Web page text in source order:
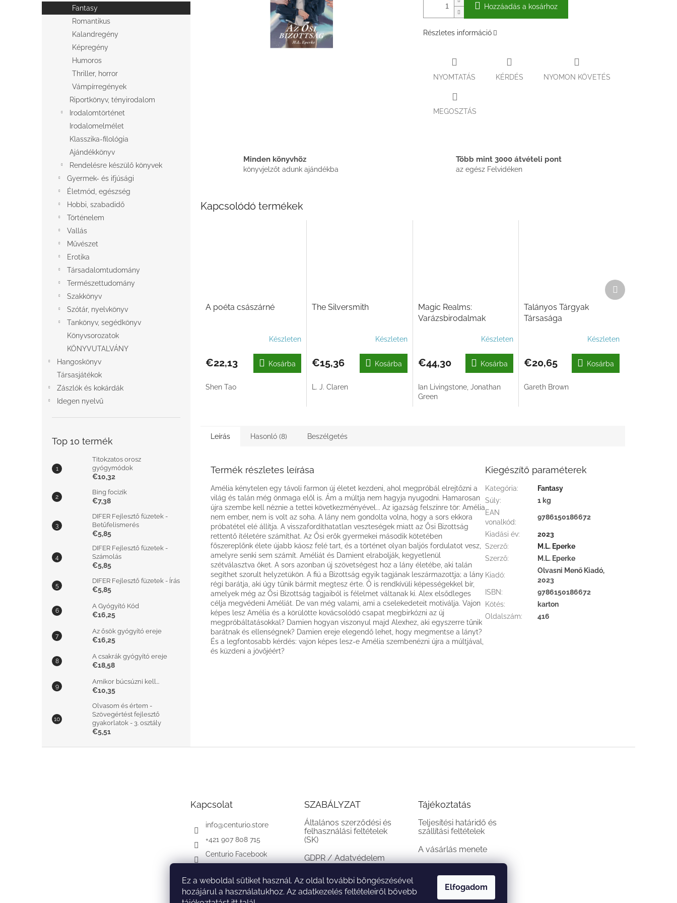
Ez a weboldal sütiket használ. Az oldal további böngészésével
hozájárul a használatukhoz. Az adatkezelés feltételeiről bővebb
Elfogadom
l
Fantasy
Romantikus
Kalandregény
Képregény
Humoros
Thriller, horror
Vámpírregények
Riportkönyv, tényirodalom
Irodalomtörténet
Irodalomelmélet
Klasszika-filológia
Ajándékkönyv
Rendelésre készülő könyvek
Gyermek- és ifjúsági
Életmód, egészség
Hobbi, szabadidő
Történelem
Vallás
Művészet
Erotika
Társadalomtudomány
Természettudomány
Szakkönyv
Szótár, nyelvkönyv
Tankönyv, segédkönyv
Könyvsorozatok
KÖNYVUTALVÁNY
Hangoskönyv
Társasjátékok
Zászlók és kokárdák
Idegen nyelvű
Top 10 termék
Titokzatos orosz
gyógymódok
€10,32
Bing focizik
€7,38
DIFER Fejlesztő füzetek -
Betűfelismerés
€5,85
DIFER Fejlesztő füzetek -
Számolás
€5,85
DIFER Fejlesztő füzetek - Írás
€5,85
A Gyógyító Kód
€16,25
Az ősök gyógyító ereje
€16,25
A csakrák gyógyító ereje
€18,58
Amikor búcsúzni kell...
€10,35
Olvasom és értem -
Szövegértést fejlesztő
gyakorlatok - 3. osztály
€5,51
Hozzáadás a kosárhoz
Részletes információ
NYOMTATÁS KÉRDÉS NYOMON KÖVETÉS
MEGOSZTÁS
Minden könyvhöz
könyvjelzőt adunk ajándékba
Több mint 3000 átvételi pont
az egész Felvidéken
Kapcsolódó termékek
A poéta császárné
Készleten
€22,13 Kosárba
Shen Tao
The Silversmith
Készleten
€15,36 Kosárba
L. J. Claren
Magic Realms:
Varázsbirodalmak
Készleten
€44,30 Kosárba
Ian Livingstone, Jonathan
Green
Talányos Tárgyak
Társasága
Készleten
€20,65 Kosárba
Gareth Brown
Következő
termék
Leírás Hasonló (8) Beszélgetés
Termék részletes leírása
Amélia kénytelen egy távoli farmon új életet kezdeni, ahol megpróbál elrejtőzni a
világ és talán még önmaga elől is. Ám a múltja nem hagyja nyugodni. Hamarosan
újra szembe kell néznie a tettei következményével... Az igazság felszínre tör: Amélia
nem ember, nem is volt az soha. A lány nem gondolta volna, hogy a sors ekkora
próbatétel elé állítja. A visszafordíthatatlan veszteségek miatt az Ősi Bizottság
rettentő ítéletére számíthat. Az Ősi erők gyermekei második kötetében
főszereplőnk élete újabb káosz felé tart, és a történet olyan baljós fordulatot vesz,
amelyre senki sem számít. Améliát és Damient elrabolják, kegyetlenül
szétválasztva őket. A sors azonban új szövetségest hoz a lány életébe, aki talán
segíthet szorult helyzetükön. A fiú a Bizottság egyik tagjának leszármazottja; a lány
régi barátja, aki úgy tűnik bármit megtesz érte. Ő is rendkívüli képességekkel bír,
amelyek még az Ősi Bizottság tagjaiból is félelmet váltanak ki. Alex elsődleges
célja megvédeni Améliát. De van még valami, ami a cselekedeteit motiválja. Vajon
képes lesz Amélia és a körülötte kovácsolódó csapat megbirkózni az új
megpróbáltatásokkal? Damien hogyan viszonyul majd Alexhez, aki egyszerre tűnik
barátnak és ellenségnek? Damien ereje elegendő lehet, hogy megmentse a lányt?
És a legfontosabb kérdés: vajon képes lesz-e Amélia szembenézni újra a múltjával,
és küzdeni a jövőjéért?
Kiegészítő paraméterek
Kategória:
Fantasy
Súly:
1 kg
EAN
vonalkód:
9786150186672
Kiadási év:
2023
Szerző:
M.L. Eperke
Szerző: M.L. Eperke
Kiadó:
Olvasni Menő Kiadó,
2023
ISBN:
9786150186672
Kötés:
karton
Oldalszám: 416
Kapcsolat
info@centurio.store
+421 907 808 715
Centurio Facebook
SZABÁLYZAT
Általános szerződési és
felhasználási feltételek
(SK)
GDPR / Adatvédelem
(SK)
Reklamációs feltételek
(SK)
Tájékoztatás
Teljesítési határidő és
szállítási feltételek
A vásárlás menete